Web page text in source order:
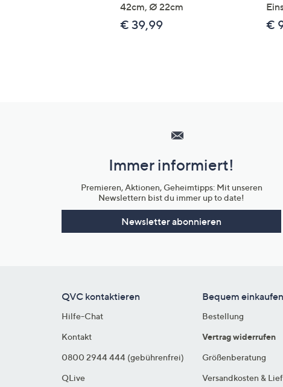
42cm, Ø 22cm
€ 39,99 €
Unternehmensinformationen
Immer informiert!
Premieren, Aktionen, Geheimtipps: Mit unseren
Newslettern bist du immer up to date!
Newsletter abonnieren
QVC kontaktieren
Hilfe-Chat
Kontakt
0800 2944 444 (gebührenfrei)
QLive
Bequem einkaufen
Bestellung
Vertrag widerrufen
Größenberatung
Versandkosten &